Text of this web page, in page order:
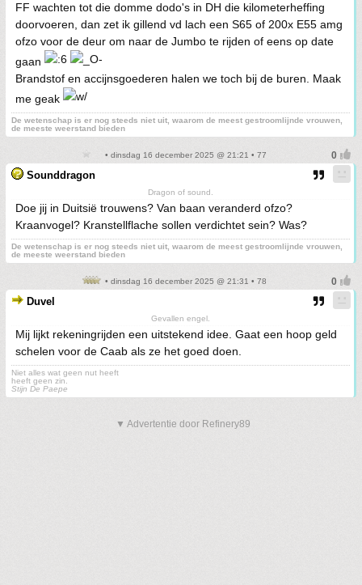
FF wachten tot die domme dodo's in DH die kilometerheffing
doorvoeren, dan zet ik gillend vd lach een S65 of 200x E55 amg
ofzo voor de deur om naar de Jumbo te rijden of eens op date
gaan
Brandstof en accijnsgoederen halen we toch bij de buren. Maak
me geak
De wetenschap is er nog steeds niet uit, waarom de meest gestroomlijnde vrouwen,
de meeste weerstand bieden
• dinsdag 16 december 2025 @ 21:21 • 77
Sounddragon
Dragon of sound.
Doe jij in Duitsië trouwens? Van baan veranderd ofzo?
Kraanvogel? Kranstellflache sollen verdichtet sein? Was?
De wetenschap is er nog steeds niet uit, waarom de meest gestroomlijnde vrouwen,
de meeste weerstand bieden
• dinsdag 16 december 2025 @ 21:31 • 78
Duvel
Gevallen engel.
Mij lijkt rekeningrijden een uitstekend idee. Gaat een hoop geld
schelen voor de Caab als ze het goed doen.
Niet alles wat geen nut heeft
heeft geen zin.
Stijn De Paepe
▼ Advertentie door Refinery89